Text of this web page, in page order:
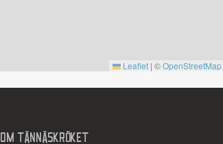
Leaflet | ©OpenStreetMap
OM TÄNNÄSKRÖKET